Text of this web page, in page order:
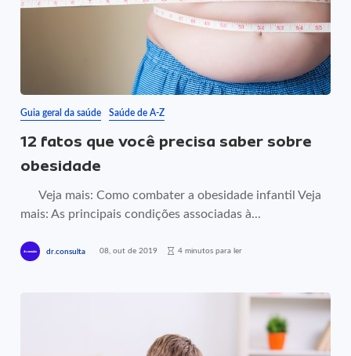
Guia geral da saúde Saúde de A-Z
12 fatos que você precisa saber sobre
obesidade
Veja mais: Como combater a obesidade infantil Veja
mais: As principais condições associadas à...
dr.consulta 08, out de 2019 4 minutos para ler